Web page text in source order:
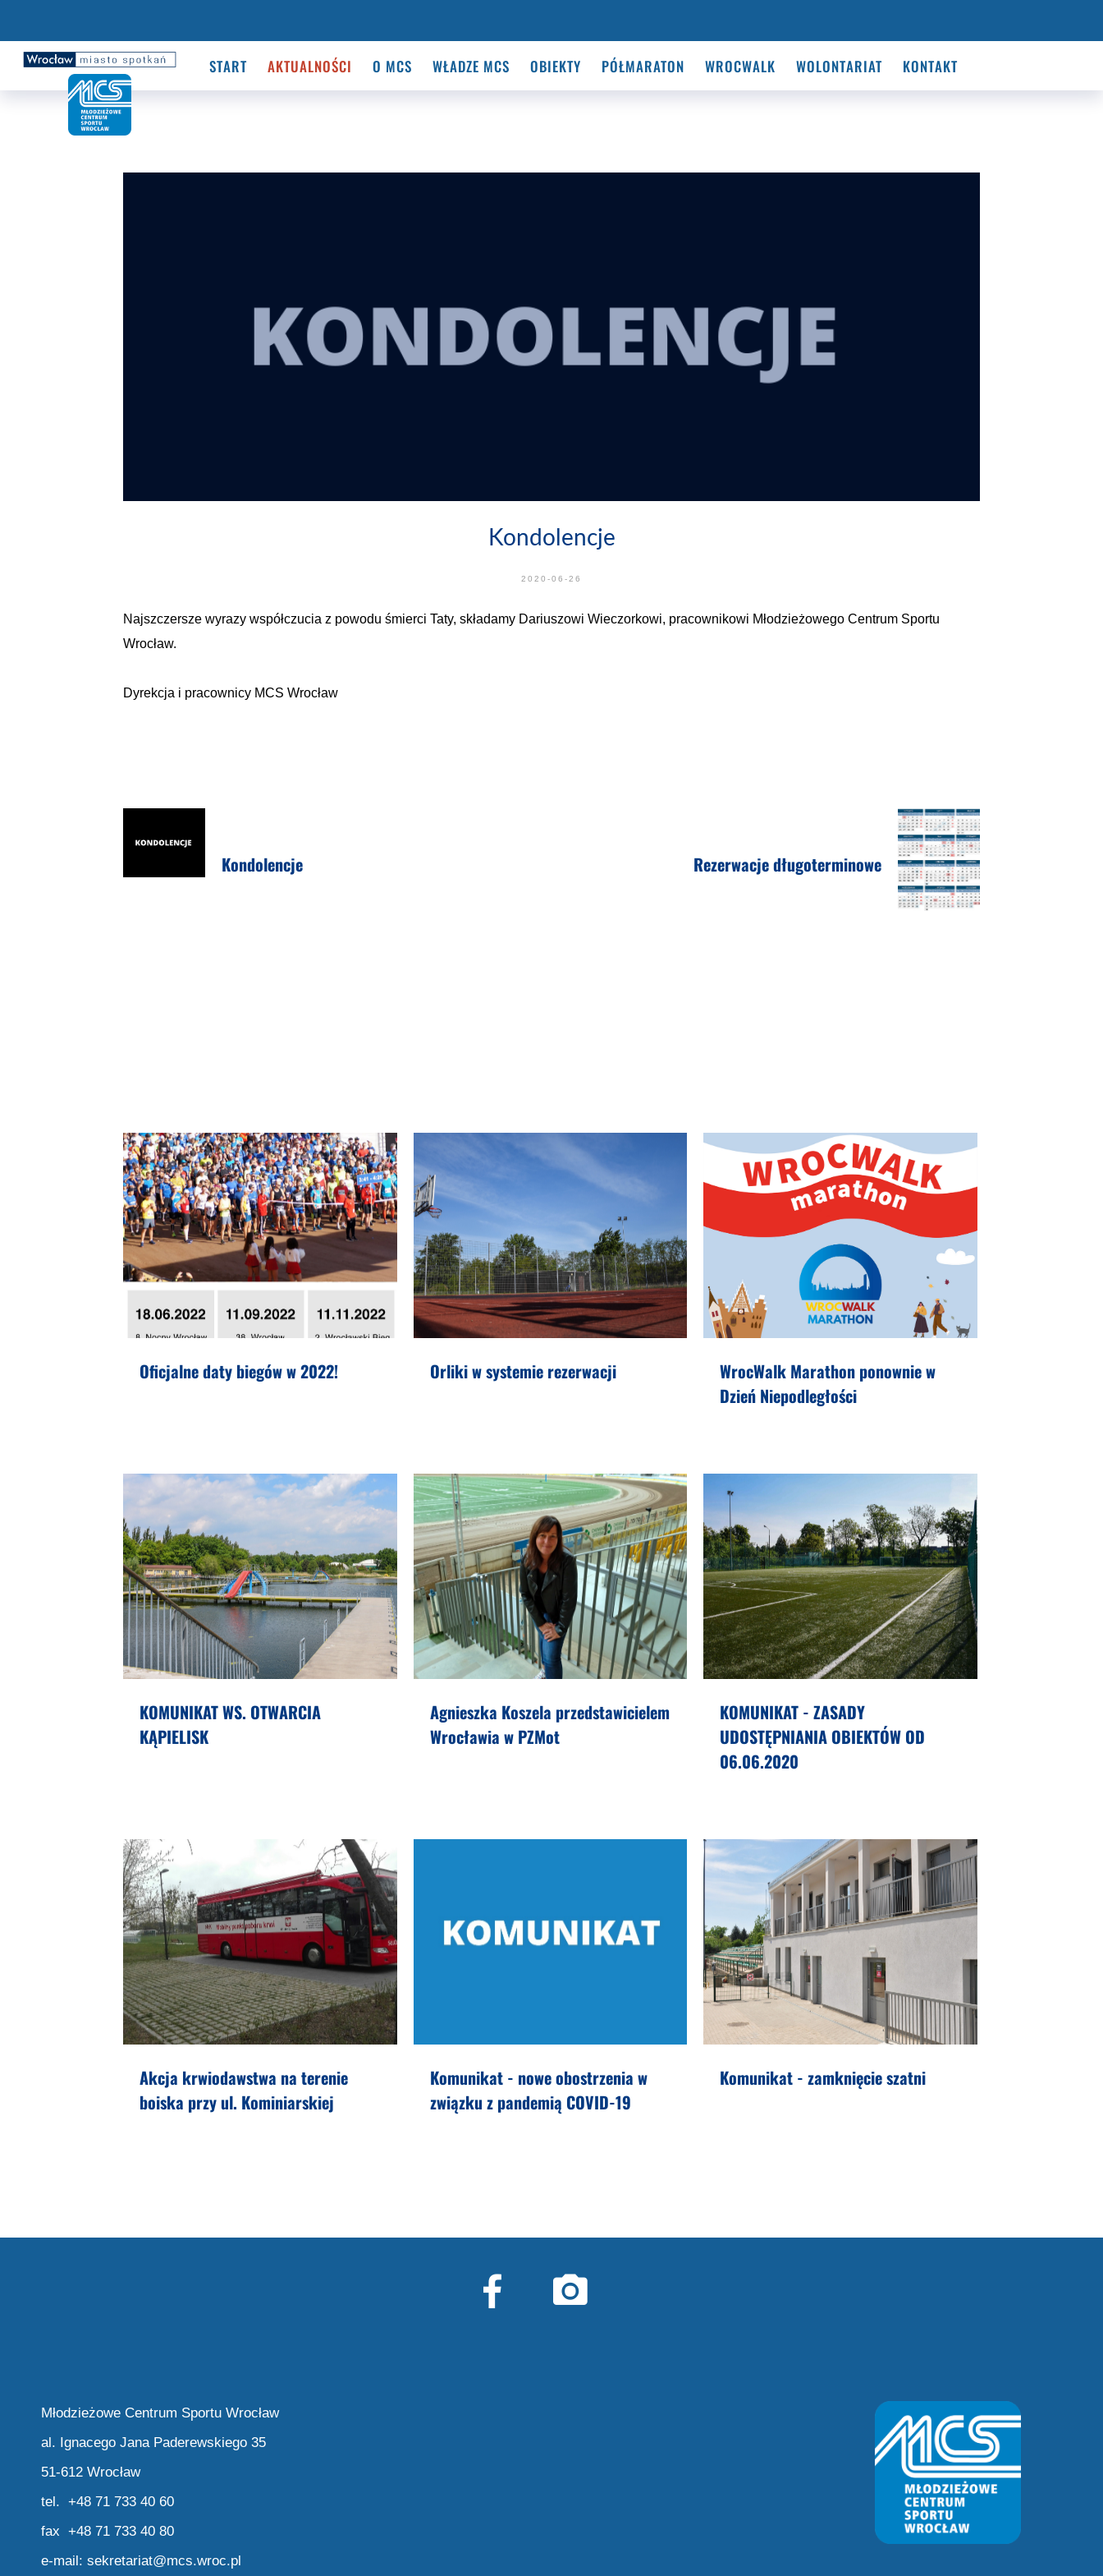
START AKTUALNOŚCI O MCS WŁADZE MCS OBIEKTY PÓŁMARATON WROCWALK WOLONTARIAT KONTAKT
Kondolencje
2020-06-26
Najszczersze wyrazy współczucia z powodu śmierci Taty, składamy Dariuszowi Wieczorkowi, pracownikowi Młodzieżowego Centrum Sportu
Wrocław.
Dyrekcja i pracownicy MCS Wrocław
Kondolencje Rezerwacje długoterminowe
Oficjalne daty biegów w 2022! Orliki w systemie rezerwacji
WrocWalk Marathon ponownie w
Dzień Niepodległości
KOMUNIKAT WS. OTWARCIA
KĄPIELISK
Agnieszka Koszela przedstawicielem
Wrocławia w PZMot
KOMUNIKAT - ZASADY
UDOSTĘPNIANIA OBIEKTÓW OD
06.06.2020
Akcja krwiodawstwa na terenie
boiska przy ul. Kominiarskiej
Komunikat - nowe obostrzenia w
związku z pandemią COVID-19
Komunikat - zamknięcie szatni
Młodzieżowe Centrum Sportu Wrocław
al. Ignacego Jana Paderewskiego 35
51-612 Wrocław
tel. +48 71 733 40 60
fax +48 71 733 40 80
e-mail: sekretariat@mcs.wroc.pl